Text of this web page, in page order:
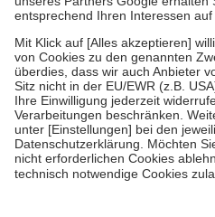
Um das Engagement der
stärken und die besondere
fallenkeine Zuzahlungenan bei:
• Kindern und Jugendlichen bis
mit Ausnahme der Fahrkosten
• Untersuchungen zur Vorsorge
GKV getragen werden
• empfohlenen Schutzimpfungen
• Harn- und Blutteststreifen